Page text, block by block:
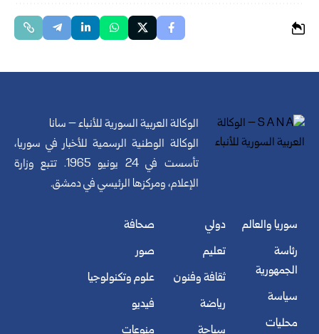
الوكالة العربية السورية للأنباء – سانا
الوكالة الوطنية الرسمية للأخبار في سوريا،
تأسست في 24 يونيو 1965. تتبع وزارة
الإعلام، ومركزها الرئيسي في دمشق.
سوريا والعالم
رئاسة
الجمهورية
سياسة
محليات
دولي
تعليم
ثقافة وفنون
رياضة
صحافة
صور
علوم وتكنولوجيا
فيديو